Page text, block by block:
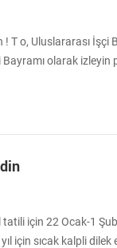
T o, Uluslararası İşçi
olarak izleyin
bir şey acil termal
gerekiyorsa:
için 22 Ocak-1
için sıcak kalpli dilek